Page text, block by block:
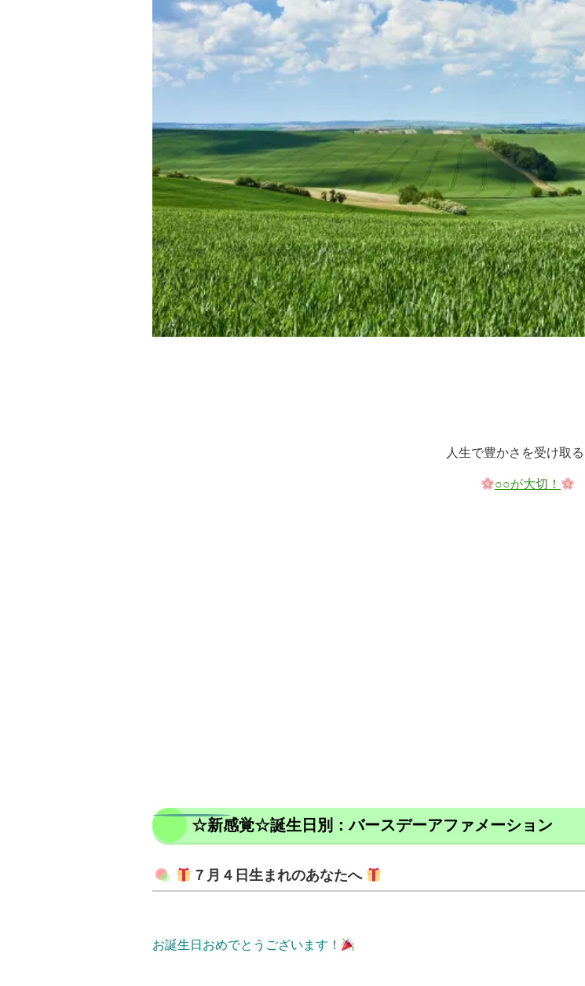
人生で豊かさを受け取
○○が大切！
☆新感覚☆誕生日別：バースデーアファメーション
７月４日生まれのあなたへ
お誕生日おめでとうございます！